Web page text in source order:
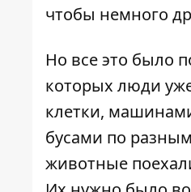
чтобы немного
Но все это было
которых люди
клетки,
бусами по
животные